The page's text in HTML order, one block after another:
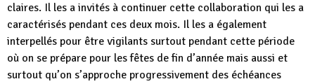
claires. Il les a invités à continuer cette collaboration qui les a
caractérisés pendant ces deux mois. Il les a également
interpellés pour être vigilants surtout pendant cette période
où on se prépare pour les fêtes de fin d’année mais aussi et
surtout qu’on s’approche progressivement des échéances